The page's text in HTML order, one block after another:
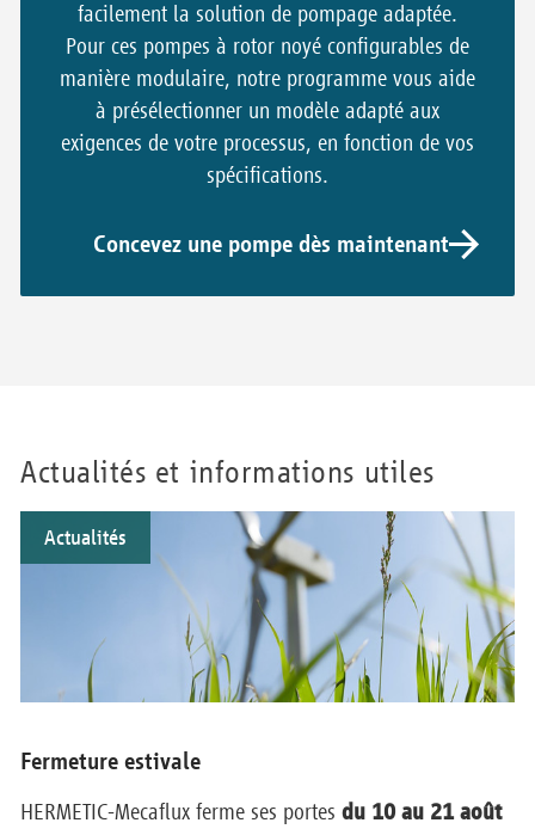
facilement la solution de pompage adaptée.
Pour ces pompes à rotor noyé configurables de
manière modulaire, notre programme vous aide
à présélectionner un modèle adapté aux
exigences de votre processus, en fonction de vos
spécifications.
Concevez une pompe dès maintenant
Actualités et informations utiles
Actualités
Fermeture estivale
HERMETIC-Mecaflux ferme ses portes du 10 au 21 août